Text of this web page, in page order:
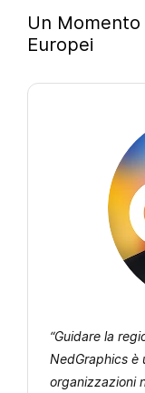
Un
Europei
“Guidare la
NedGraphics è
organizzazioni